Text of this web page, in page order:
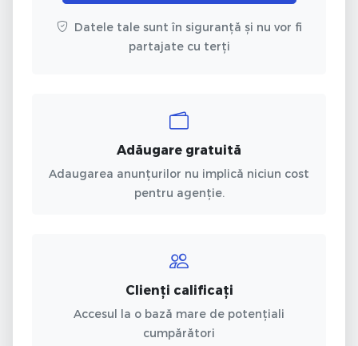
Datele tale sunt în siguranță și nu vor fi
partajate cu terți
Adăugare gratuită
Adaugarea anunțurilor nu implică niciun cost
pentru agenție.
Clienți calificați
Accesul la o bază mare de potențiali
cumpărători